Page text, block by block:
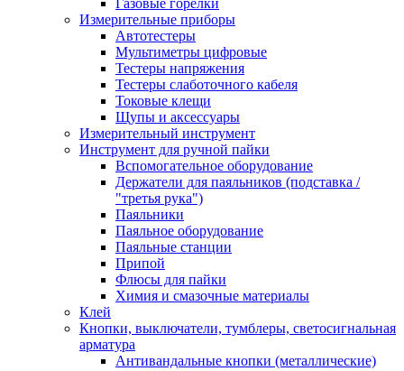
Газовые горелки
Измерительные приборы
Автотестеры
Мультиметры цифровые
Тестеры напряжения
Тестеры слаботочного кабеля
Токовые клещи
Щупы и аксессуары
Измерительный инструмент
Инструмент для ручной пайки
Вспомогательное оборудование
Держатели для паяльников (подставка /
"третья рука")
Паяльники
Паяльное оборудование
Паяльные станции
Припой
Флюсы для пайки
Химия и смазочные материалы
Клей
Кнопки, выключатели, тумблеры, светосигнальная
арматура
Антивандальные кнопки (металлические)